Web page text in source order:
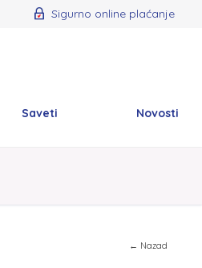
Sigurno online plaćanje
Saveti Novosti
← Nazad